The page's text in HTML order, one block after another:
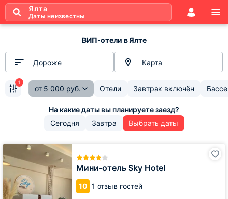
Ялта
Даты неизвестны
ВИП-отели в Ялте
Дороже Карта
от 5 000 руб. Отели Завтрак включён
1
Сегодня Завтра Выбрать даты
Мини-отель Sky Hotel
10 1 отзыв гостей
Мини-
отель
Sky
Hotel